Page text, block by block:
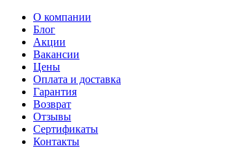
О компании
Блог
Акции
Вакансии
Цены
Оплата и доставка
Гарантия
Возврат
Отзывы
Сертификаты
Контакты